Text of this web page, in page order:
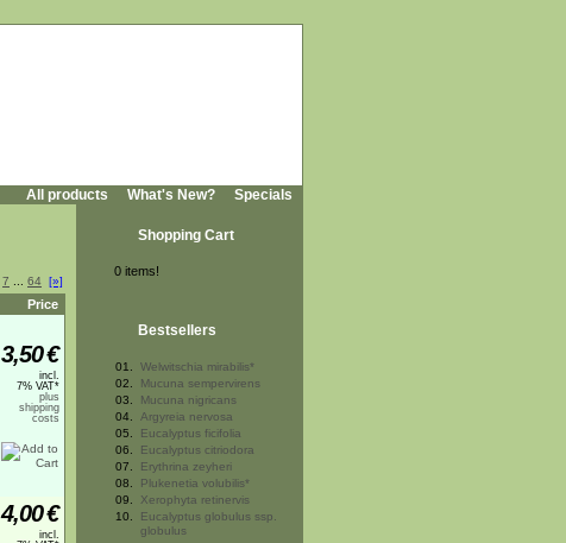
All products What's New? Specials
7 64 [»]
Price
3,50€
incl.
7% VAT*
plus
shipping
costs
4,00€
incl.
Shopping Cart
0 items!
Bestsellers
01.
Welwitschia mirabilis*
02.
Mucuna sempervirens
03.
Mucuna nigricans
04.
Argyreia nervosa
05.
Eucalyptus ficifolia
06.
Eucalyptus citriodora
07.
Erythrina zeyheri
08.
Plukenetia volubilis*
09.
Xerophyta retinervis
10.
Eucalyptus globulus ssp.
globulus